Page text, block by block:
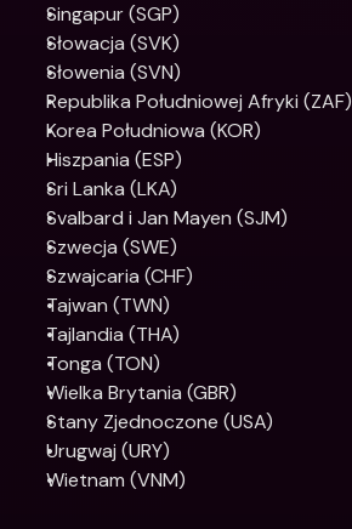
Singapur (SGP)
Słowacja (SVK)
Słowenia (SVN)
Republika Południowej Afryki (ZAF)
Korea Południowa (KOR)
Hiszpania (ESP)
Sri Lanka (LKA)
Svalbard i Jan Mayen (SJM)
Szwecja (SWE)
Szwajcaria (CHF)
Tajwan (TWN)
Tajlandia (THA)
Tonga (TON)
Wielka Brytania (GBR)
Stany Zjednoczone (USA)
Urugwaj (URY)
Wietnam (VNM)